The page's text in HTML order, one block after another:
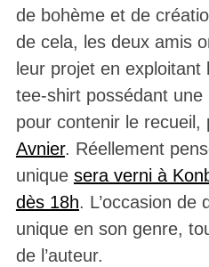
de bohème et de
de cela, les deux amis
leur projet en
tee-shirt possédant
pour contenir le
Avnier. Réellement
unique sera verni à
dès 18h. L’occasion de
unique en son genre,
de l’auteur.